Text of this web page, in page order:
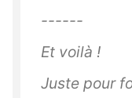
------
Et voilà !
Juste pour